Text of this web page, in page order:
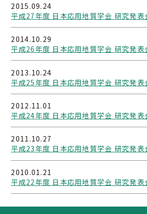
2015.09.24
平成27年度 日本応用地質学会 研究発表
2014.10.29
平成26年度 日本応用地質学会 研究発表
2013.10.24
平成25年度 日本応用地質学会 研究発表
2012.11.01
平成24年度 日本応用地質学会 研究発表
2011.10.27
平成23年度 日本応用地質学会 研究発表
2010.01.21
平成22年度 日本応用地質学会 研究発表